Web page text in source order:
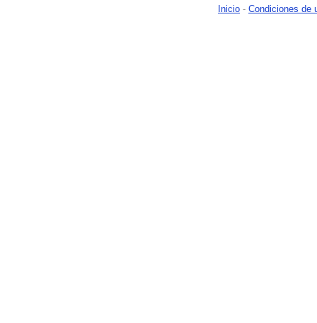
Inicio - Condiciones de